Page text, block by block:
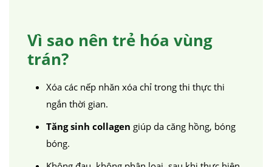
Vì sao nên trẻ hóa vùng
trán?
Xóa các nếp nhăn xóa chỉ trong thi thực thi
ngắn thời gian.
Tăng sinh collagen giúp da căng hồng, bóng
bóng.